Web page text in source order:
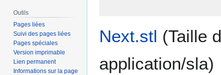
Next.stl (Taille
application/sla)
Outils
Pages liées
Suivi des pages liées
Pages spéciales
Version imprimable
Lien permanent
Informations sur la page